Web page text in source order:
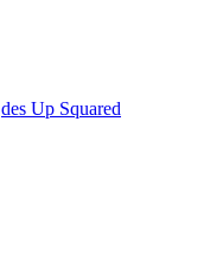
des Up Squared